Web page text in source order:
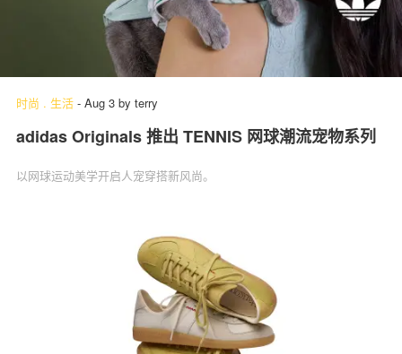
时尚 . 生活 - Aug 3 by terry
adidas Originals 推出 TENNIS 网球潮流宠物系列
以网球运动美学开启人宠穿搭新风尚。